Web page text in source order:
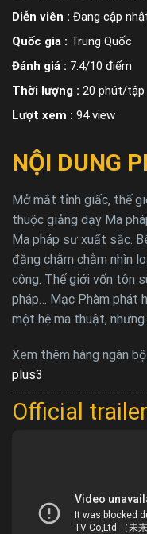
Diễn viên : Đang cập
Quốc gia : Trung Quốc
Đánh giá : 7.4/10 điểm
Thời lượng : 20 phút/tập
Lượt xem : 94 view
NỘI DUNG
Mở mắt tỉnh giấc, thế
thuộc giảng dạy Ma
Ma pháp sư xuất sắc.
đăng chằm chằm nhìn
công. Thế giới vốn tôn
pháp… Mạc Phàm phát
một hệ ma thuật,
Xem thêm hàng ngàn
plus3
Official